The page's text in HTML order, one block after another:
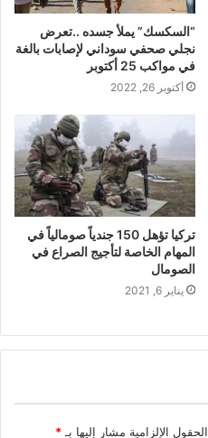
“السكسك” يملأ جسده ..تعرض
نجلي صحفي سوداني لإصابات بالغة
في مواكب 25 أكتوبر
أكتوبر 26, 2022
تركيا تؤهل 150 جندياً صومالياً في
المهام الخاصة لتأجيج الصراع في
الصومال
يناير 6, 2021
الحقول الإلزامية مشار إليها بـ *